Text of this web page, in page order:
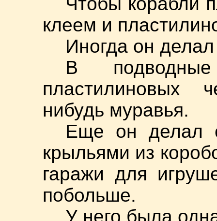
клеем и
Иногда он
В
пластилиновых
нибудь муравья.
Еще он делал
крыльями из
гаражи для
побольше.
У него была